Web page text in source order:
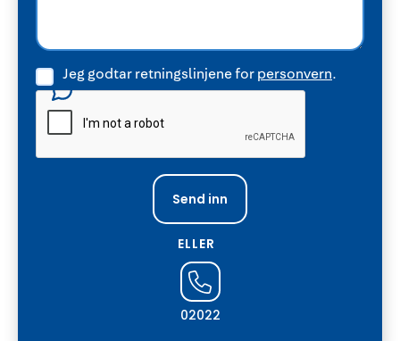
Jeg godtar retningslinjene for personvern.
ELLER
02022